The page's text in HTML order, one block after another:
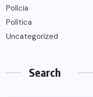
Polícia
Política
Uncategorized
Search